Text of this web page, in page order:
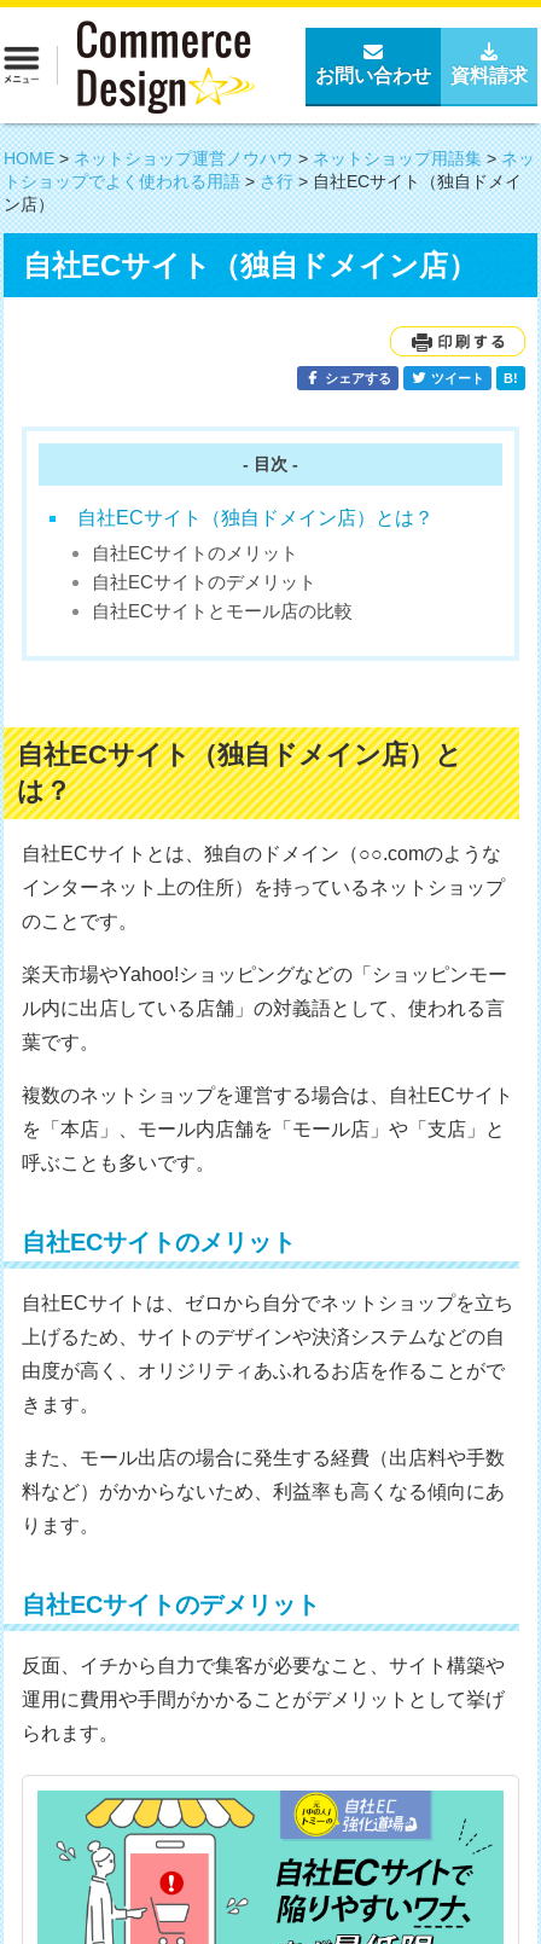
お問い合わせ 資料請求
HOME>ネットショップ運営ノウハウ>ネットショップ用語集>ネッ
トショップでよく使われる用語>さ行>自社ECサイト（独自ドメイ
ン店）
自社ECサイト（独自ドメイン店）
シェアする ツイート B!
- 目次 -
自社ECサイト（独自ドメイン店）とは？
自社ECサイトのメリット
自社ECサイトのデメリット
自社ECサイトとモール店の比較
自社ECサイト（独自ドメイン店）と
は？
自社ECサイトとは、独自のドメイン（○○.comのような
インターネット上の住所）を持っているネットショップ
のことです。
楽天市場やYahoo!ショッピングなどの「ショッピンモー
ル内に出店している店舗」の対義語として、使われる言
葉です。
複数のネットショップを運営する場合は、自社ECサイト
を「本店」、モール内店舗を「モール店」や「支店」と
呼ぶことも多いです。
自社ECサイトのメリット
自社ECサイトは、ゼロから自分でネットショップを立ち
上げるため、サイトのデザインや決済システムなどの自
由度が高く、オリジリティあふれるお店を作ることがで
きます。
また、モール出店の場合に発生する経費（出店料や手数
料など）がかからないため、利益率も高くなる傾向にあ
ります。
自社ECサイトのデメリット
反面、イチから自力で集客が必要なこと、サイト構築や
運用に費用や手間がかかることがデメリットとして挙げ
られます。